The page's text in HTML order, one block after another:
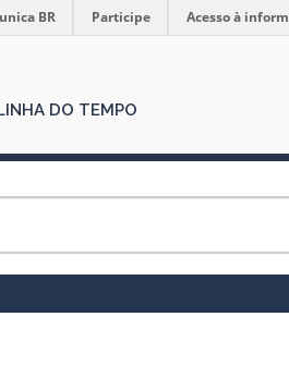
BR Participe Acesso à
DO TEMPO